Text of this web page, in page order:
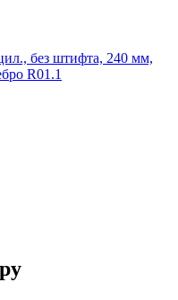
без штифта, 240 мм,
R01.1